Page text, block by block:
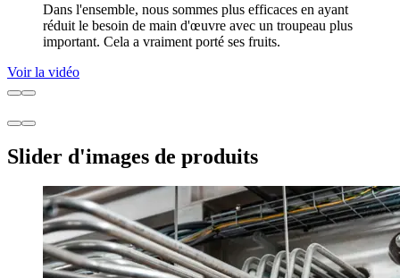
Dans l'ensemble, nous sommes plus efficaces en ayant
réduit le besoin de main d'œuvre avec un troupeau plus
important. Cela a vraiment porté ses fruits.
Voir la vidéo
Slider d'images de produits